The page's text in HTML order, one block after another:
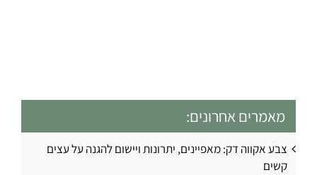
מאמרים אחרונים:
צבע אקווה דק: מאפיינים, יתרונות ויישום להגנה על עצים
קשים